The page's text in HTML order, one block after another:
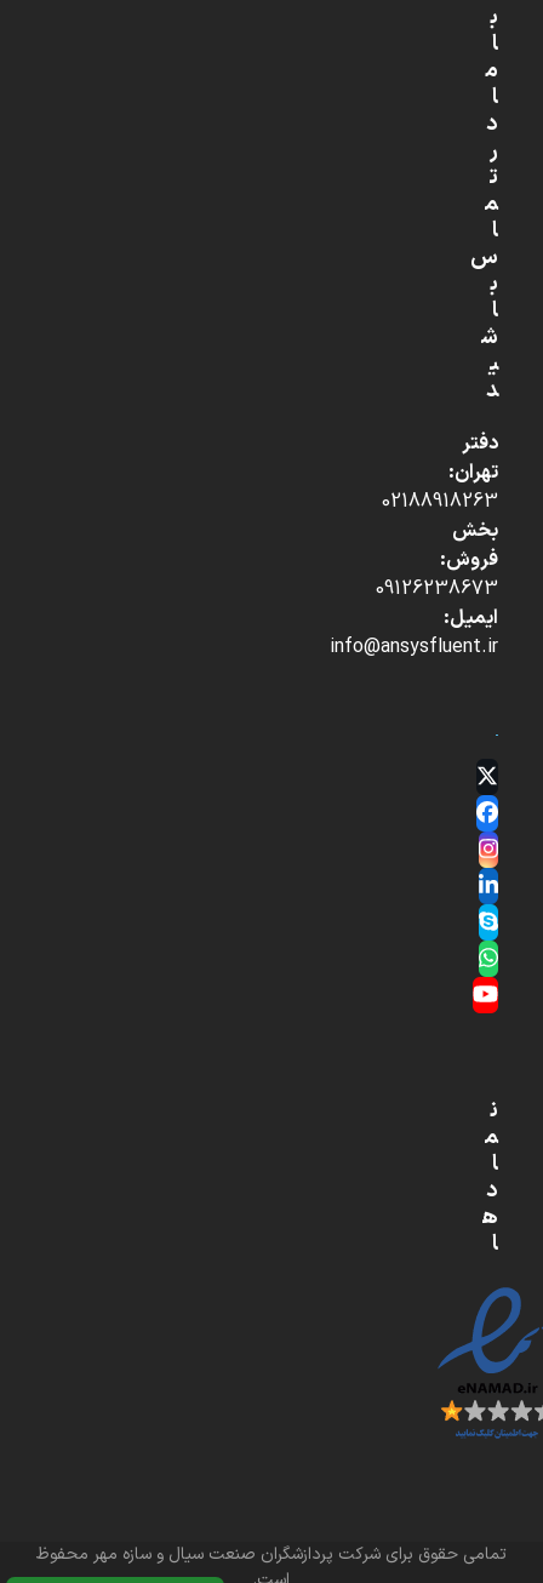
ب
ا
م
ا
د
ر
ت
م
ا
س
ب
ا
ش
ی
د
دفتر
تهران:
02188918263
بخش
فروش:
09126238673
ایمیل:
info@ansysfluent.ir
Twitter
(deprecated)
Facebook
Instagram
LinkedIn
Skype
Whatsapp
YouTube
ن
م
ا
د
ه
ا
تمامی حقوق برای شرکت پردازشگران صنعت سیال و سازه مهر محفوظ